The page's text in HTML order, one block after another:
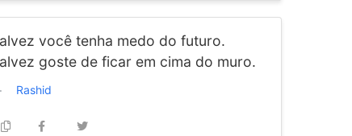
você tenha medo do futuro.
goste de ficar em cima do muro.
Rashid